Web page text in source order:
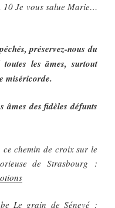
10 Je vous salue Marie…
préservez-nous du
les âmes, surtout
miséricorde.
des fidèles défunts
ce chemin de croix sur le
de Strasbourg :
Le grain de Sénevé :